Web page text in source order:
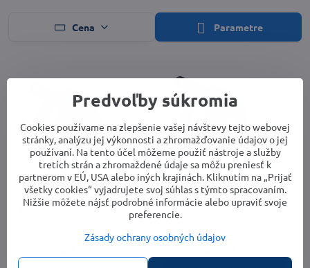
Cena Parametre
Force kľuky NINE1.6 Al 30z
Skladom u dodávateľa
FORCE kľuky NINE1.6 Al 32z
Skladom
22,90 €
Predvoľby súkromia
Cookies používame na zlepšenie vašej návštevy tejto webovej
stránky, analýzu jej výkonnosti a zhromažďovanie údajov o jej
používaní. Na tento účel môžeme použiť nástroje a služby
tretích strán a zhromaždené údaje sa môžu preniesť k
partnerom v EÚ, USA alebo iných krajinách. Kliknutím na „Prijať
všetky cookies“ vyjadrujete svoj súhlas s týmto spracovaním.
Nižšie môžete nájsť podrobné informácie alebo upraviť svoje
preferencie.
Zásady ochrany osobných údajov